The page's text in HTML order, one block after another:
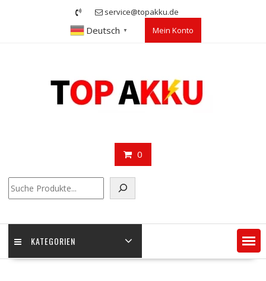
service@topakku.de
Deutsch ▼ Mein Konto
0
KATEGORIEN